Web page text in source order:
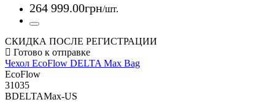
264 999.00грн/шт.
СКИДКА ПОСЛЕ РЕГИСТРАЦИИ
Чехол EcoFlow DELTA Max Bag
EcoFlow
31035
BDELTAMax-US